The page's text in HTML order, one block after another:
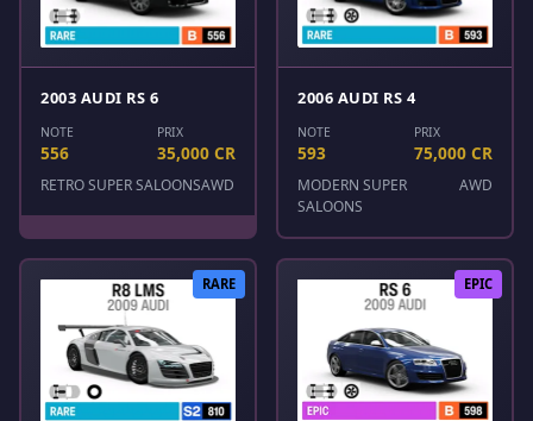
2003 AUDI RS 6
NOTE
556
PRIX
35,000 CR
RETRO SUPER SALOONSAWD
2006 AUDI RS 4
NOTE
593
PRIX
75,000 CR
MODERN SUPER
SALOONS
AWD
RARE EPIC